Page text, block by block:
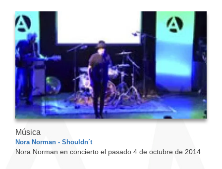
Música
Nora Norman - Shouldn´t
Nora Norman en concierto el pasado 4 de octubre de 2014